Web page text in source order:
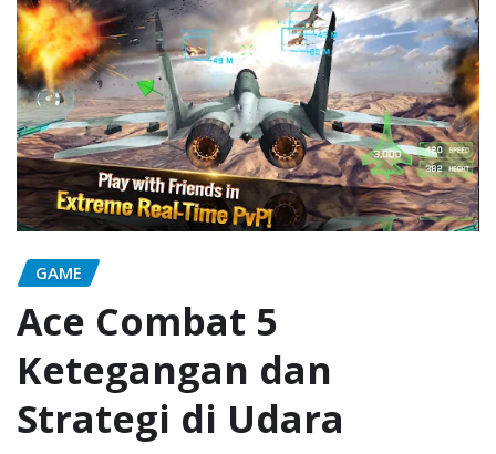
GAME
Ace Combat 5
Ketegangan dan
Strategi di Udara